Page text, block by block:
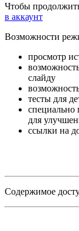
Чтобы
в аккаунт
Возможности
просмотр
слайду
тесты для
специально
для
ссылки на
Содержимое